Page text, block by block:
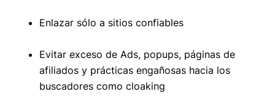
Enlazar sólo a sitios confiables
Evitar exceso de Ads, popups, páginas de
afiliados y prácticas engañosas hacia los
buscadores como cloaking